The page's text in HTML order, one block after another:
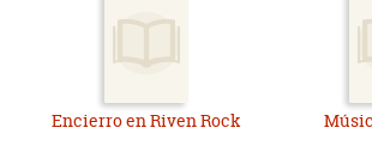
Encierro en Riven Rock